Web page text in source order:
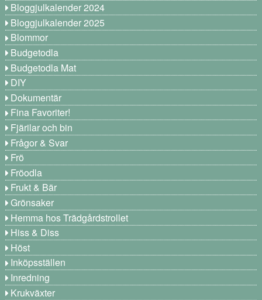
Bloggjulkalender 2024
Bloggjulkalender 2025
Blommor
Budgetodla
Budgetodla Mat
DIY
Dokumentär
Fina Favoriter!
Fjärilar och bin
Frågor & Svar
Frö
Fröodla
Frukt & Bär
Grönsaker
Hemma hos Trädgårdstrollet
Hiss & Diss
Höst
Inköpsställen
Inredning
Krukväxter